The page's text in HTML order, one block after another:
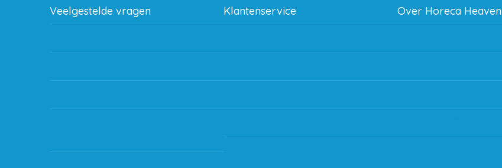
Veelgestelde vragen Klantenservice
Subsidie regeling EIA 2020
Over Horeca Heaven